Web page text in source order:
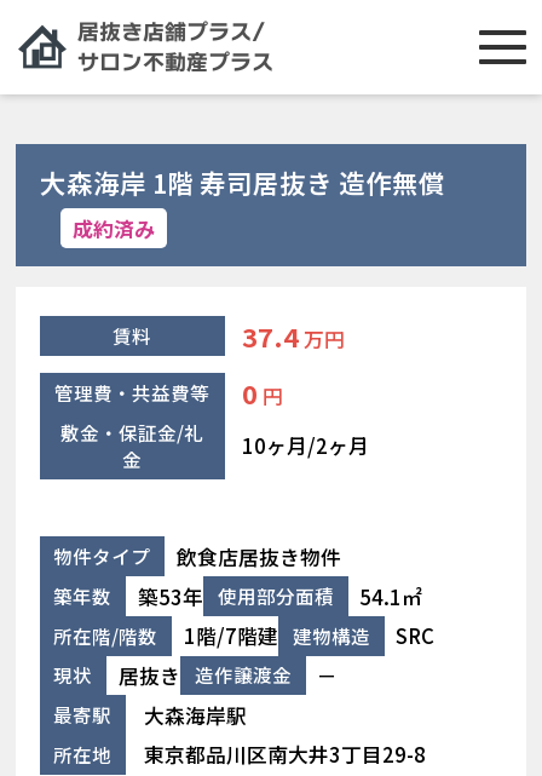
大森海岸 1階 寿司居抜き 造作無償
成約済み
賃料 37.4万円
管理費・共益費等 0 円
敷金・保証金/礼
金
10ヶ月/2ヶ月
物件タイプ 飲食店居抜き物件
築年数 築53年 使用部分面積 54.1㎡
所在階/階数 1階/7階建 建物構造 SRC
現状 居抜き 造作譲渡金 －
最寄駅 大森海岸駅
所在地 東京都品川区南大井3丁目29-8